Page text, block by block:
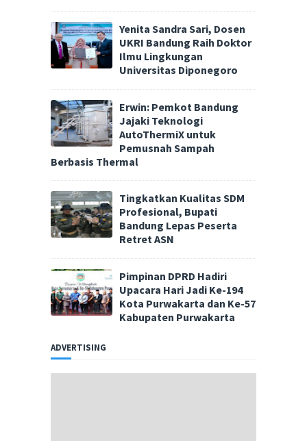
Yenita Sandra Sari, Dosen
UKRI Bandung Raih Doktor
Ilmu Lingkungan
Universitas Diponegoro
Erwin: Pemkot Bandung
Jajaki Teknologi
AutoThermiX untuk
Pemusnah Sampah
Berbasis Thermal
Tingkatkan Kualitas SDM
Profesional, Bupati
Bandung Lepas Peserta
Retret ASN
Pimpinan DPRD Hadiri
Upacara Hari Jadi Ke-194
Kota Purwakarta dan Ke-57
Kabupaten Purwakarta
ADVERTISING